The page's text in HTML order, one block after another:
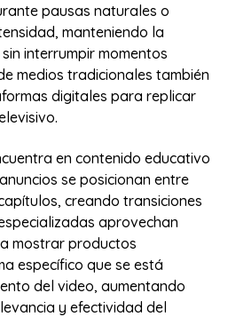
pausas naturales o
manteniendo la
interrumpir momentos
medios tradicionales también
digitales para replicar
en contenido educativo
se posicionan entre
creando transiciones
aprovechan
mostrar productos
específico que se está
del video, aumentando
y efectividad del